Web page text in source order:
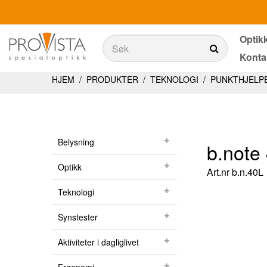
Søk
Produkter
Synstester
Aktiviteter i dagliglivet
Ergonomi
Tjenester
Optikkbutikker med et utvalg av våre produkter
HJEM / PRODUKTER / TEKNOLOGI /
Belysning
Optikk
Teknologi
Synstester
Aktiviteter i dagliglivet
b.note
Art.nrb.n.40L